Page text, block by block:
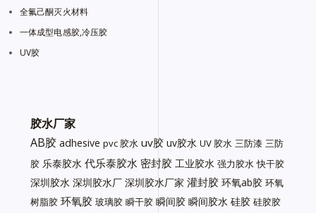
全氟己酮灭火材料
一体成型电感胶,冷压胶
UV胶
胶水厂家
AB胶 adhesive pvc 胶水 uv胶 uv胶水 UV 胶水 三防漆 三防
胶 乐泰胶水 代乐泰胶水 密封胶 工业胶水 强力胶水 快干胶
深圳胶水 深圳胶水厂 深圳胶水厂家 灌封胶 环氧ab胶 环氧
树脂胶 环氧胶 玻璃胶 瞬干胶 瞬间胶 瞬间胶水 硅胶 硅胶胶